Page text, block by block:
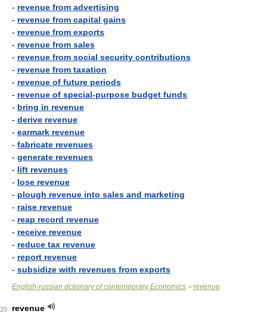
- revenue from advertising
- revenue from capital gains
- revenue from exports
- revenue from sales
- revenue from social security contributions
- revenue from taxation
- revenue of future periods
- revenue of special-purpose budget funds
- bring in revenue
- derive revenue
- earmark revenue
- fabricate revenues
- generate revenues
- lift revenues
- lose revenue
- plough revenue into sales and marketing
- raise revenue
- reap record revenue
- receive revenue
- reduce tax revenue
- report revenue
- subsidize with revenues from exports
English-russian dctionary of contemporary Economics > revenue
20
revenue